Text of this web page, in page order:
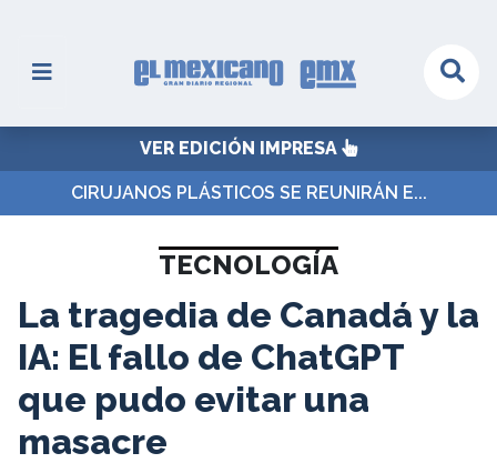
VER EDICIÓN IMPRESA
CIRUJANOS PLÁSTICOS SE REUNIRÁN E...
TECNOLOGÍA
La tragedia de Canadá y la
IA: El fallo de ChatGPT
que pudo evitar una
masacre